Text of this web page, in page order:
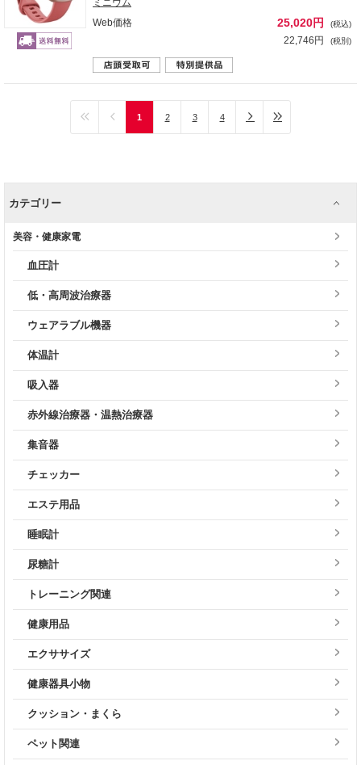
Web価格
25,020円 (税込)
22,746円 (税別)
1 2 3 4
カテゴリー
美容・健康家電
血圧計
低・高周波治療器
ウェアラブル機器
体温計
吸入器
赤外線治療器・温熱治療器
集音器
チェッカー
エステ用品
睡眠計
尿糖計
トレーニング関連
健康用品
エクササイズ
健康器具小物
クッション・まくら
ペット関連